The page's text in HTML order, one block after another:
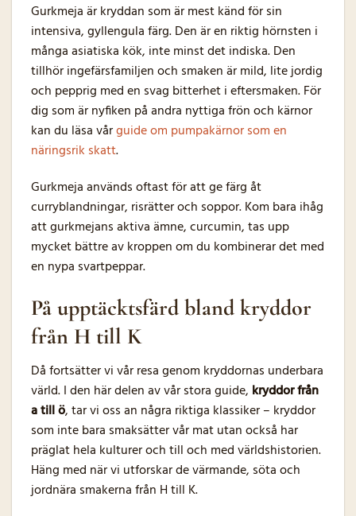
Gurkmeja är kryddan som är mest känd för sin
intensiva, gyllengula färg. Den är en riktig hörnsten i
många asiatiska kök, inte minst det indiska. Den
tillhör ingefärsfamiljen och smaken är mild, lite jordig
och pepprig med en svag bitterhet i eftersmaken. För
dig som är nyfiken på andra nyttiga frön och kärnor
kan du läsa vårguide om pumpakärnor som en
näringsrik skatt.
Gurkmeja används oftast för att ge färg åt
curryblandningar, risrätter och soppor. Kom bara ihåg
att gurkmejans aktiva ämne, curcumin, tas upp
mycket bättre av kroppen om du kombinerar det med
en nypa svartpeppar.
På upptäcktsfärd bland kryddor
från H till K
Då fortsätter vi vår resa genom kryddornas underbara
värld. I den här delen av vår stora guide, kryddor från
a till ö, tar vi oss an några riktiga klassiker – kryddor
som inte bara smaksätter vår mat utan också har
präglat hela kulturer och till och med världshistorien.
Häng med när vi utforskar de värmande, söta och
jordnära smakerna från H till K.